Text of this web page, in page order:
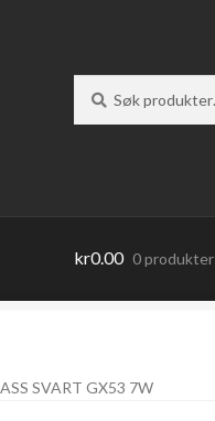
etter:
kr0.00 0 produkter
SVART GX53 7W